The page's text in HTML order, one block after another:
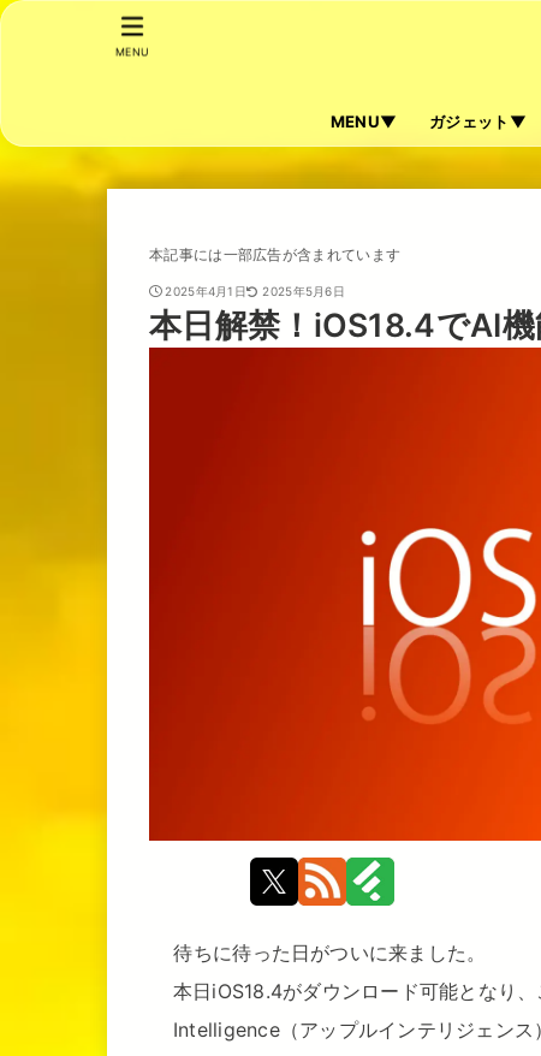
MENU▼ ガジェット▼
MENU
本記事には一部広告が含まれています
2025年4月1日 2025年5月6日
本日解禁！iOS18.4でAI
待ちに待った日がついに来ました。
本日iOS18.4がダウンロード可能となり
Intelligence（アップルインテリジェンス